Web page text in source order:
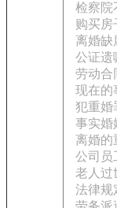
检察院
购买房
离婚缺
公证遗
劳动合
现在的
犯重婚
事实婚
离婚的
公司员
老人过
法律规